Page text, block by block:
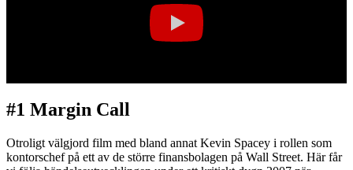
#1 Margin Call
Otroligt välgjord film med bland annat Kevin Spacey i rollen som
kontorschef på ett av de större finansbolagen på Wall Street. Här får